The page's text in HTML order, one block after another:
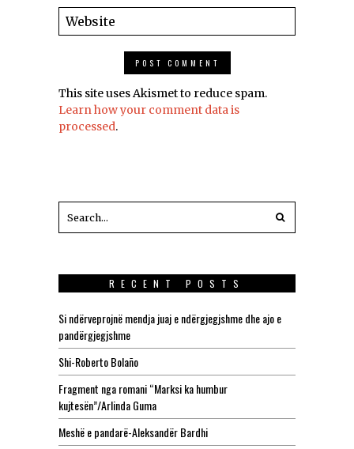
This site uses Akismet to reduce spam.
Learn how your comment data is
processed.
RECENT POSTS
Si ndërveprojnë mendja juaj e ndërgjegjshme dhe ajo e
pandërgjegjshme
Shi-Roberto Bolaño
Fragment nga romani “Marksi ka humbur
kujtesën”/Arlinda Guma
Meshë e pandarë-Aleksandër Bardhi